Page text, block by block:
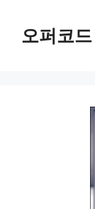
오퍼코드